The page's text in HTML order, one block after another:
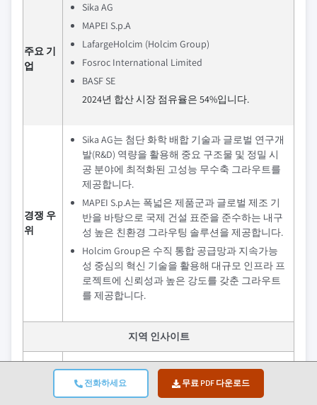
전화하세요 무료 PDF 다운로드
주요 기
업
Sika AG
MAPEI S.p.A
LafargeHolcim (Holcim Group)
Fosroc International Limited
BASF SE
2024년 합산 시장 점유율은 54%입니다.
경쟁 우
위
Sika AG는 첨단 화학 배합 기술과 글로벌 연구개
발(R&D) 역량을 활용해 중요 구조물 및 정밀 시
공 분야에 최적화된 고성능 무수축 그라우트를
제공합니다.
MAPEI S.p.A는 폭넓은 제품군과 글로벌 제조 기
반을 바탕으로 국제 건설 표준을 준수하는 내구
성 높은 친환경 그라우팅 솔루션을 제공합니다.
Holcim Group은 수직 통합 공급망과 지속가능
성 중심의 혁신 기술을 활용해 대규모 인프라 프
로젝트에 신뢰성과 높은 강도를 갖춘 그라우트
를 제공합니다.
지역 인사이트
최대
북미